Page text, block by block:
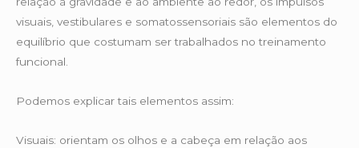
visuais, vestibulares e somatossensoriais são elementos do
equilíbrio que costumam ser trabalhados no treinamento
funcional.
Podemos explicar tais elementos assim:
Visuais: orientam os olhos e a cabeça em relação aos